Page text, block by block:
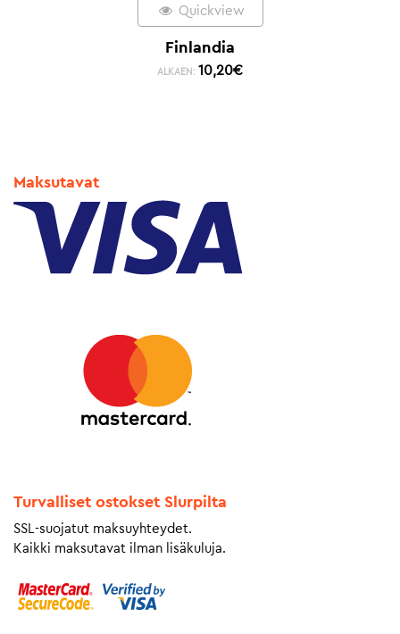
Quickview
Finlandia
ALKAEN: 10,20€
Maksutavat
Turvalliset ostokset Slurpilta
SSL-suojatut maksuyhteydet.
Kaikki maksutavat ilman lisäkuluja.